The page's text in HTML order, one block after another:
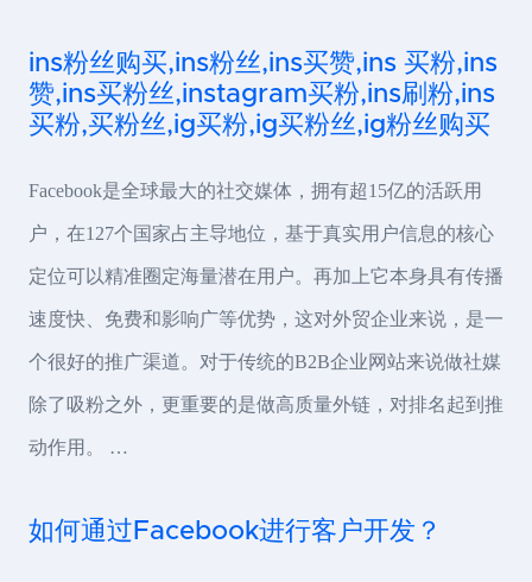
ins粉丝购买,ins粉丝,ins买赞,ins 买粉,ins
赞,ins买粉丝,instagram买粉,ins刷粉,ins
买粉,买粉丝,ig买粉,ig买粉丝,ig粉丝购买
Facebook是全球最大的社交媒体，拥有超15亿的活跃用
户，在127个国家占主导地位，基于真实用户信息的核心
定位可以精准圈定海量潜在用户。再加上它本身具有传播
速度快、免费和影响广等优势，这对外贸企业来说，是一
个很好的推广渠道。对于传统的B2B企业网站来说做社媒
除了吸粉之外，更重要的是做高质量外链，对排名起到推
动作用。 …
如何通过Facebook进行客户开发？